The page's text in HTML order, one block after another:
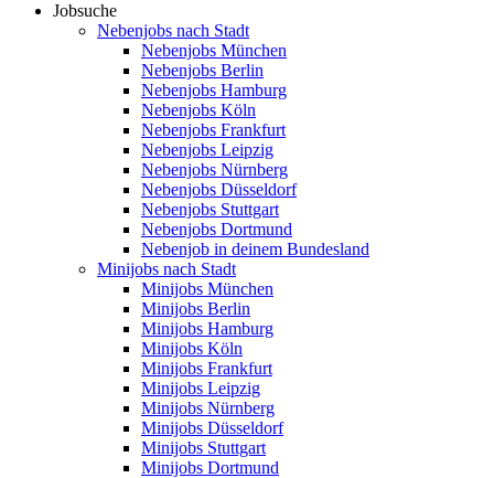
Jobsuche
Nebenjobs nach Stadt
Nebenjobs München
Nebenjobs Berlin
Nebenjobs Hamburg
Nebenjobs Köln
Nebenjobs Frankfurt
Nebenjobs Leipzig
Nebenjobs Nürnberg
Nebenjobs Düsseldorf
Nebenjobs Stuttgart
Nebenjobs Dortmund
Nebenjob in deinem Bundesland
Minijobs nach Stadt
Minijobs München
Minijobs Berlin
Minijobs Hamburg
Minijobs Köln
Minijobs Frankfurt
Minijobs Leipzig
Minijobs Nürnberg
Minijobs Düsseldorf
Minijobs Stuttgart
Minijobs Dortmund